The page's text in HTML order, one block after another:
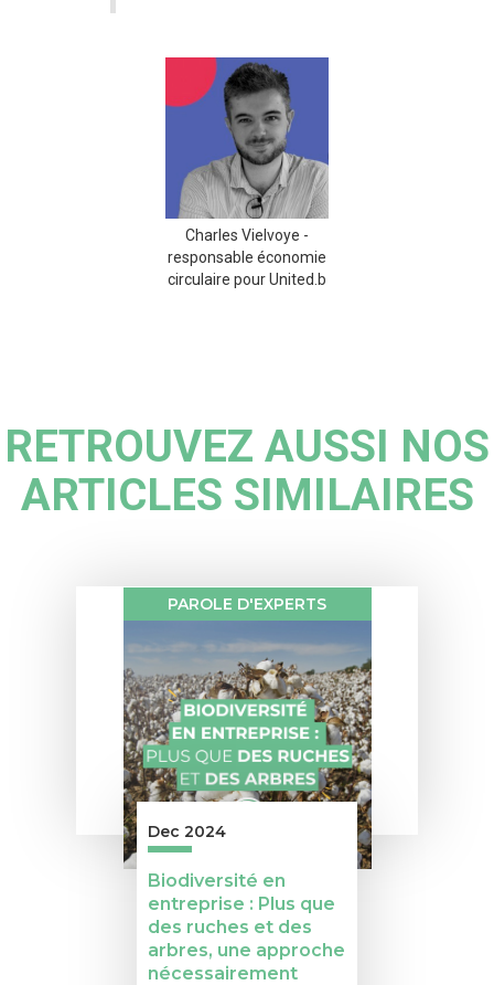
Charles Vielvoye -
responsable économie
circulaire pour United.b
RETROUVEZ AUSSI NOS
ARTICLES SIMILAIRES
PAROLE D'EXPERTS
Dec 2024
Biodiversité en
entreprise : Plus que
des ruches et des
arbres, une approche
nécessairement